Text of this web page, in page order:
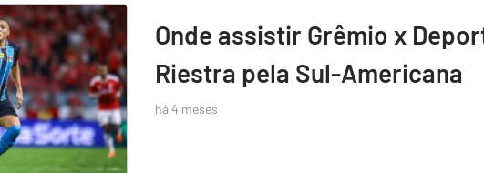
Onde assistir Grêmio x
Riestra pela Sul-Americana
há 4 meses